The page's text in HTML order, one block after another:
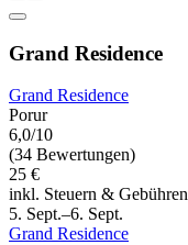
Grand Residence
Grand Residence
Porur
6,0/10
(34 Bewertungen)
25 €
inkl. Steuern & Gebühren
5. Sept.–6. Sept.
Grand Residence